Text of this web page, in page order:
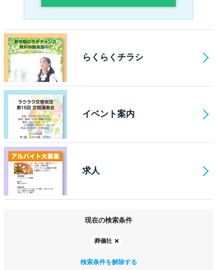
らくらくチラシ
イベント案内
求人
現在の検索条件
葬儀社
検索条件を解除する